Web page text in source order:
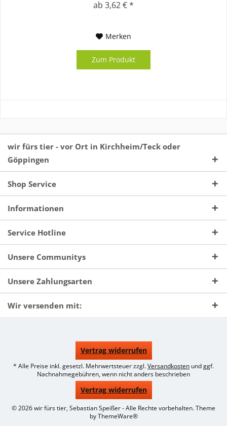
ab 3,62 € *
Merken
Zum Produkt
wir fürs tier - vor Ort in Kirchheim/Teck oder
Göppingen
Shop Service
Informationen
Service Hotline
Unsere Communitys
Unsere Zahlungsarten
Wir versenden mit:
Vertrag widerrufen
* Alle Preise inkl. gesetzl. Mehrwertsteuer zzgl.Versandkosten und ggf.
Nachnahmegebühren, wenn nicht anders beschrieben
Vertrag widerrufen
© 2026 wir fürs tier, Sebastian Speißer - Alle Rechte vorbehalten. Theme
byThemeWare®